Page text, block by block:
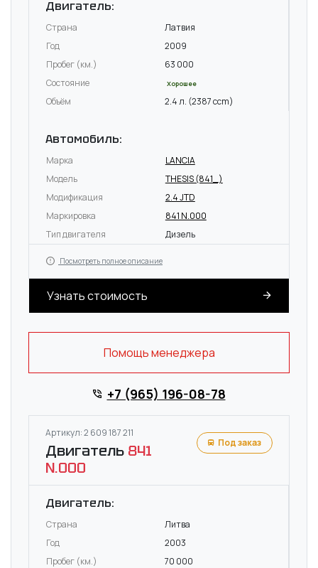
Двигатель:
Страна
Латвия
Год
2009
Пробег (км.)
63 000
Состояние
Хорошее
Объём 2.4 л. (2387 ccm)
Автомобиль:
Марка
LANCIA
Модель
THESIS (841_)
Модификация
2.4 JTD
Маркировка
841 N.000
Тип двигателя
Дизель
Посмотреть полное описание
Узнать стоимость
Помощь менеджера
+7 (965) 196-08-78
Артикул: 2 609 187 211
Двигатель 841
N.000
Под заказ
Двигатель:
Страна
Литва
Год
2003
Пробег (км.)
70 000